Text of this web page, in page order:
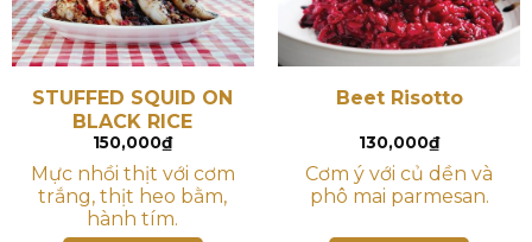
STUFFED SQUID ON
BLACK RICE
150,000₫
Mực nhồi thịt với cơm
trắng, thịt heo bằm,
hành tím.
Beet Risotto
130,000₫
Cơm ý với củ dền và
phô mai parmesan.